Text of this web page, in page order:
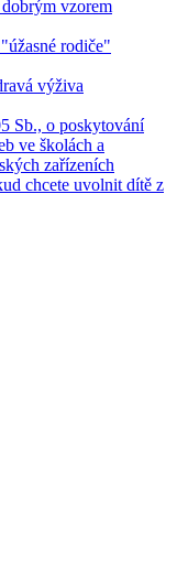
vzorem
rodiče"
výživa
Sb., o poskytování
ve školách a
zařízeních
chcete uvolnit dítě z